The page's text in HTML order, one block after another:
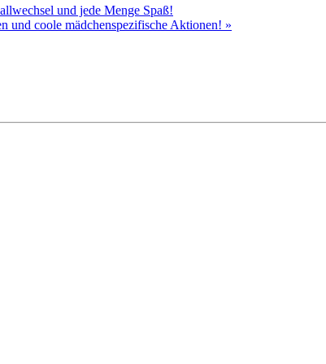
und jede Menge Spaß!
und coole mädchenspezifische Aktionen! »